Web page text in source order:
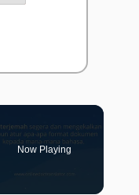
Now Playing